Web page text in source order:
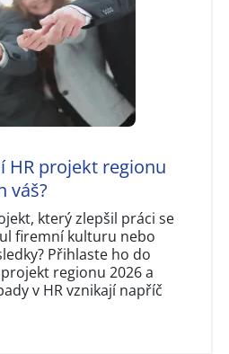
HR projekt regionu
váš?
který zlepšil práci se
firemní kulturu nebo
Přihlaste ho do
regionu 2026 a
v HR vznikají napříč